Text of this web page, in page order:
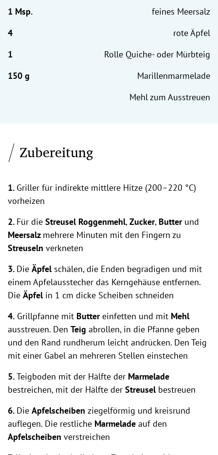
feines Meersalz
rote Äpfel
Rolle Quiche- oder Mürbteig
Marillenmarmelade
Mehl zum Ausstreuen
Zubereitung
1. Griller für indirekte mittlere Hitze (200–220 °C)
vorheizen
2. Für die Streusel Roggenmehl,Zucker, Butter und
Meersalz mehrere Minuten mit den Fingern zu
Streuseln verkneten
3. Die Äpfelschälen, die Enden begradigen und mit
einem Apfelausstecher das Kerngehäuse entfernen.
Die Äpfel in 1 cm dicke Scheiben schneiden
4. Grillpfanne mit Buttereinfetten und mit Mehl
ausstreuen. Den Teig abrollen, in die Pfanne geben
und den Rand rundherum leicht andrücken. Den Teig
mit einer Gabel an mehreren Stellen einstechen
5.Teigboden mit der Hälfte der Marmelade
bestreichen, mit der Hälfte der Streusel bestreuen
6. Die Apfelscheiben ziegelförmig und kreisrund
auflegen. Die restliche Marmelade auf den
Apfelscheiben verstreichen